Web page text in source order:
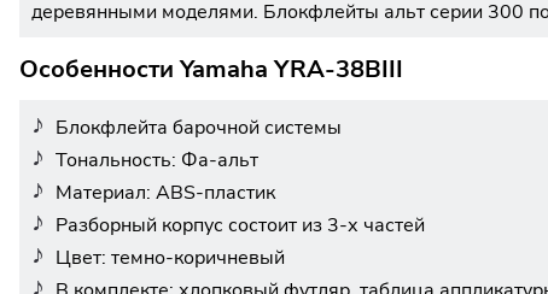
деревянными моделями. Блокфлейты альт серии 300
Особенности Yamaha YRA-38BIII
Блокфлейта барочной системы
Тональность: Фа-альт
Материал: ABS-пластик
Разборный корпус состоит из 3-х частей
Цвет: темно-коричневый